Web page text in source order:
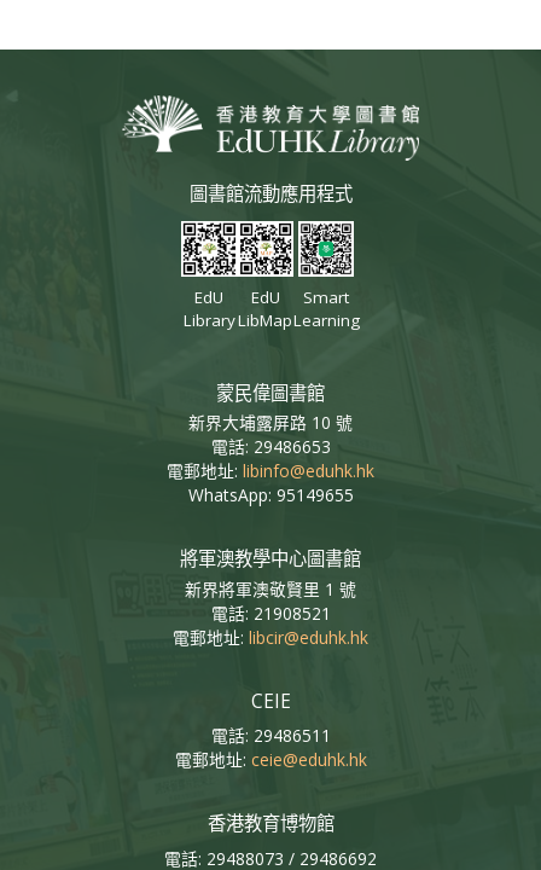
圖書館流動應用程式
EdU
Library
EdU
LibMap
Smart
Learning
蒙民偉圖書館
新界大埔露屏路 10 號
電話: 29486653
電郵地址: libinfo@eduhk.hk
WhatsApp: 95149655
將軍澳教學中心圖書館
新界將軍澳敬賢里 1 號
電話: 21908521
電郵地址: libcir@eduhk.hk
CEIE
電話: 29486511
電郵地址: ceie@eduhk.hk
香港教育博物館
電話: 29488073 / 29486692